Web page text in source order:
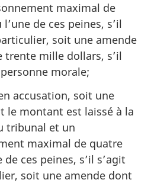
maximal de
de ces peines, s’il
soit une amende
trente mille dollars, s’il
morale;
accusation, soit une
le montant est laissé à la
tribunal et un
maximal de quatre
de ces peines, s’il s’agit
soit une amende dont